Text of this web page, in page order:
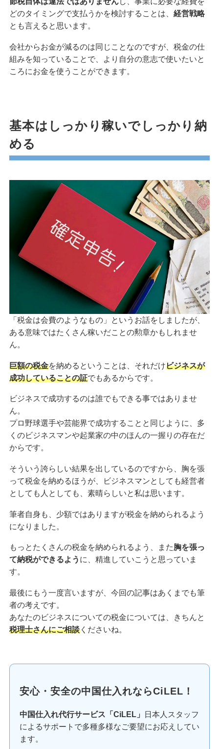
どのタイミングで支払うかを検討することは、 経営戦略
とも言えると思います。
会社からお金が減るのは同じことなのですが、税金の仕
組みを知っていることで、より自分の意志で使いたいと
ころにお金を使うことができます。
基本はしっかり稼いでしっかり納
める
「税金は会費のようなもの」というお話をしましたが、
ある意味ではたくさん稼いだことの勲章かもしれませ
ん。
巨額の税金を納めるということは、それだけビジネスが
成功していることの証でもあるからです。
ビジネスで成功するのは誰でもできる事ではありませ
ん。
プロ野球選手や芸能界で成功することと同じように、多
くのビジネスマンや起業家の中のほんの一握りの存在だ
からです。
そういう誇らしい結果を出しているのですから、胸を張
って税金を納めるほうが、ビジネスマンとしても経営者
としても人としても、素晴らしいと私は思います。
筆者自身も、少額ではありますが税金を納められるよう
になりました。
もっとたくさんの税金を納められるよう、また胸を張っ
て納税ができるよう に、精進していこうと思っていま
す。
最後にもう一度言いますが、今回の記事はあくまでも筆
者の考えです。
あなたのビジネスについての税金については、きちんと
税理士さんにご相談 くださいね。
安心・安全の中国仕入れならCiLEL！
中国仕入れ代行サービス「CiLEL」
日本人スタッフ
によるサポートで多種多様なご要望にお応えしてい
ます。